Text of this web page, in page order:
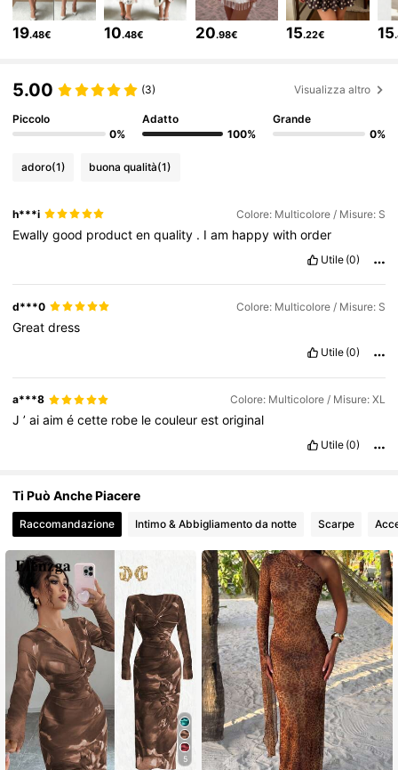
4.82 946K Follower
4.82 946K Follower
4.82
19.48€ 10.48€ 20.98€ 15.22€ 15
5.00 (3) Visualizza altro
Piccolo
0%
Adatto
100%
Grande
0%
adoro(1) buona qualità(1)
h***i Colore: Multicolore / Misure: S
Ewallygood productenquality . Iam happywithorder
Utile (0)
d***0 Colore: Multicolore / Misure: S
Greatdress
Utile (0)
a***8 Colore: Multicolore / Misure: XL
J’aiaimécette robe lecouleurestoriginal
Utile (0)
Ti Può Anche Piacere
Raccomandazione Intimo & Abbigliamento da notte Scarpe
5